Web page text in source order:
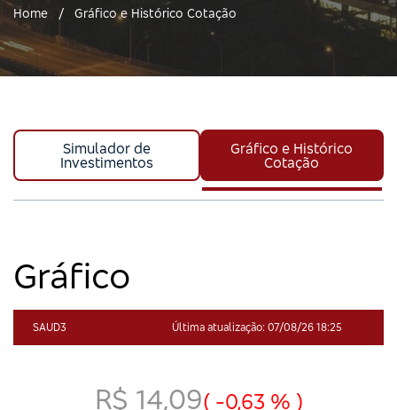
Home / Gráfico e Histórico Cotação
Simulador de
Investimentos
Gráfico e Histórico
Cotação
Gráfico
SAUD3 Última atualização: 07/08/26 18:25
R$ 14,09( -0,63 % )